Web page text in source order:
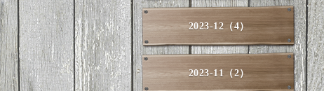
2023-12（4）
2023-11（2）